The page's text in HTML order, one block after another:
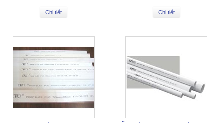
Chi tiết Chi tiết